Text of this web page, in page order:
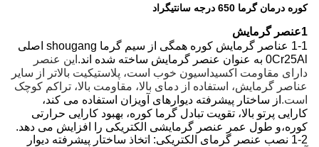
کوره درمان گرما 650 درجه سانتیگراد
1عنصر گرمایش
1-1 عناصر گرمایش کوره همگی از سیم گرما shougang اصلی
0Cr25Al به عنوان عنصر گرمایش ساخته شده اند.
این عنصر
دارای مقاومت اکسیداسیون خوب است، پلاستیکیت بالاتر از سایر
عناصر گرمایش، استفاده از دمای بالا، مقاومت بالا، تراکم کوچک
است. از ساختار پیشرفته دیوارهای آویزان استفاده می کند،
کارایی پرتو بالا، تقویت تبادل گرما کوره، بهبود کارایی حرارتی
کوره،و طول عمر عنصر گرمایشی الکتریکی را افزایش می دهد.
1-2 نصب عنصر گرمای الکتریکی: اتخاذ ساختار پیشرفته دیوار